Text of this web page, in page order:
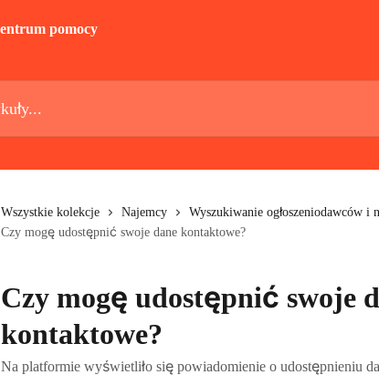
Wszystkie kolekcje Najemcy
Wyszukiwanie ogłoszeniodawców i
Czy mogę udostępnić swoje dane kontaktowe?
Czy mogę udostępnić swoje
kontaktowe?
Na platformie wyświetliło się powiadomienie o udostępnieniu